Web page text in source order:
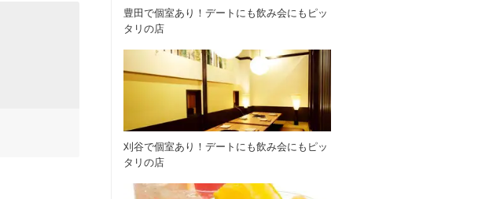
豊田で個室あり！デートにも飲み会にもピッ
タリの店
刈谷で個室あり！デートにも飲み会にもピッ
タリの店